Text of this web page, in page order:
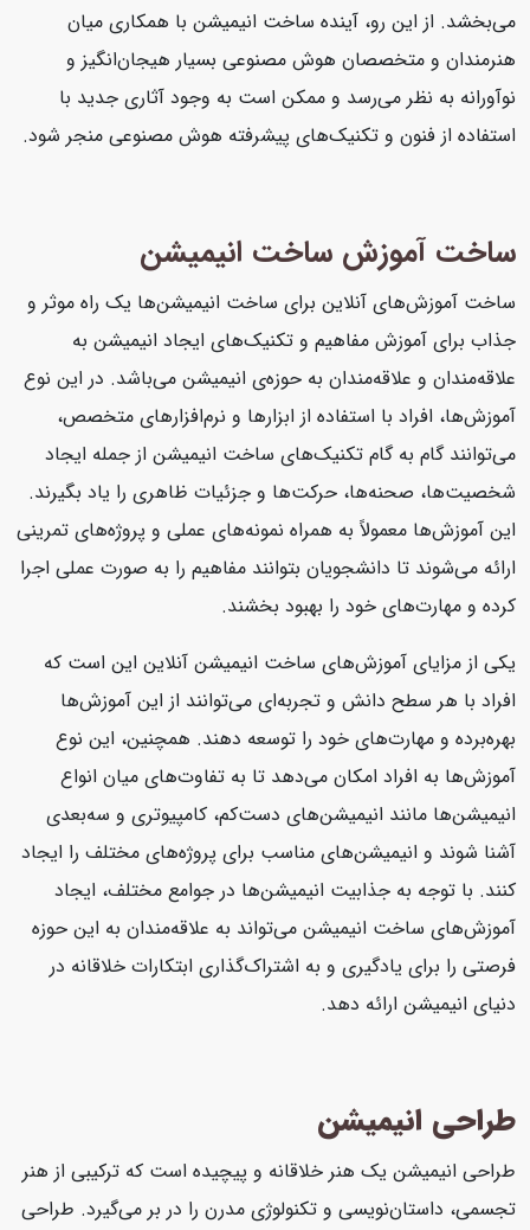
می‌بخشد. از این رو، آینده ساخت انیمیشن با همکاری میان
هنرمندان و متخصصان هوش مصنوعی بسیار هیجان‌انگیز و
نوآورانه به نظر می‌رسد و ممکن است به وجود آثاری جدید با
استفاده از فنون و تکنیک‌های پیشرفته هوش مصنوعی منجر شود.
ساخت آموزش ساخت انیمیشن
ساخت آموزش‌های آنلاین برای ساخت انیمیشن‌ها یک راه موثر و
جذاب برای آموزش مفاهیم و تکنیک‌های ایجاد انیمیشن به
علاقه‌مندان و علاقه‌مندان به حوزه‌ی انیمیشن می‌باشد. در این نوع
آموزش‌ها، افراد با استفاده از ابزارها و نرم‌افزارهای متخصص،
می‌توانند گام به گام تکنیک‌های ساخت انیمیشن از جمله ایجاد
شخصیت‌ها، صحنه‌ها، حرکت‌ها و جزئیات ظاهری را یاد بگیرند.
این آموزش‌ها معمولاً به همراه نمونه‌های عملی و پروژه‌های تمرینی
ارائه می‌شوند تا دانشجویان بتوانند مفاهیم را به صورت عملی اجرا
کرده و مهارت‌های خود را بهبود بخشند.
یکی از مزایای آموزش‌های ساخت انیمیشن آنلاین این است که
افراد با هر سطح دانش و تجربه‌ای می‌توانند از این آموزش‌ها
بهره‌برده و مهارت‌های خود را توسعه دهند. همچنین، این نوع
آموزش‌ها به افراد امکان می‌دهد تا به تفاوت‌های میان انواع
انیمیشن‌ها مانند انیمیشن‌های دست‌کم، کامپیوتری و سه‌بعدی
آشنا شوند و انیمیشن‌های مناسب برای پروژه‌های مختلف را ایجاد
کنند. با توجه به جذابیت انیمیشن‌ها در جوامع مختلف، ایجاد
آموزش‌های ساخت انیمیشن می‌تواند به علاقه‌مندان به این حوزه
فرصتی را برای یادگیری و به اشتراک‌گذاری ابتکارات خلاقانه در
دنیای انیمیشن ارائه دهد.
طراحی انیمیشن
طراحی انیمیشن یک هنر خلاقانه و پیچیده است که ترکیبی از هنر
تجسمی، داستان‌نویسی و تکنولوژی مدرن را در بر می‌گیرد. طراحی